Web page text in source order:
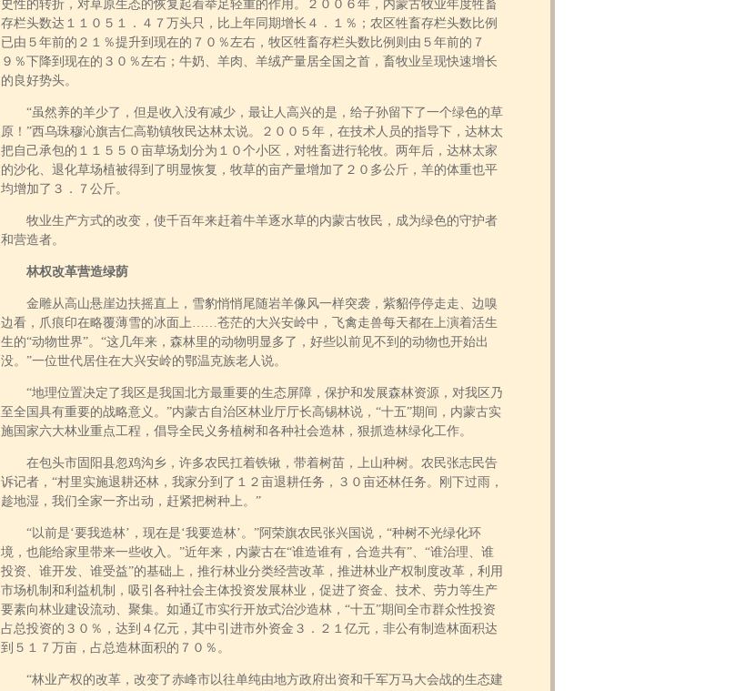
史性的转折，对草原生态的恢复起着举足轻重的作用。２００６年，内蒙古牧业年度牲畜
存栏头数达１１０５１．４７万头只，比上年同期增长４．１％；农区牲畜存栏头数比例
已由５年前的２１％提升到现在的７０％左右，牧区牲畜存栏头数比例则由５年前的７
９％下降到现在的３０％左右；牛奶、羊肉、羊绒产量居全国之首，畜牧业呈现快速增长
的良好势头。
“虽然养的羊少了，但是收入没有减少，最让人高兴的是，给子孙留下了一个绿色的草
原！”西乌珠穆沁旗吉仁高勒镇牧民达林太说。２００５年，在技术人员的指导下，达林太
把自己承包的１１５５０亩草场划分为１０个小区，对牲畜进行轮牧。两年后，达林太家
的沙化、退化草场植被得到了明显恢复，牧草的亩产量增加了２０多公斤，羊的体重也平
均增加了３．７公斤。
牧业生产方式的改变，使千百年来赶着牛羊逐水草的内蒙古牧民，成为绿色的守护者
和营造者。
林权改革营造绿荫
金雕从高山悬崖边扶摇直上，雪豹悄悄尾随岩羊像风一样突袭，紫貂停停走走、边嗅
边看，爪痕印在略覆薄雪的冰面上……苍茫的大兴安岭中，飞禽走兽每天都在上演着活生
生的“动物世界”。“这几年来，森林里的动物明显多了，好些以前见不到的动物也开始出
没。”一位世代居住在大兴安岭的鄂温克族老人说。
“地理位置决定了我区是我国北方最重要的生态屏障，保护和发展森林资源，对我区乃
至全国具有重要的战略意义。”内蒙古自治区林业厅厅长高锡林说，“十五”期间，内蒙古实
施国家六大林业重点工程，倡导全民义务植树和各种社会造林，狠抓造林绿化工作。
在包头市固阳县忽鸡沟乡，许多农民扛着铁锹，带着树苗，上山种树。农民张志民告
诉记者，“村里实施退耕还林，我家分到了１２亩退耕任务，３０亩还林任务。刚下过雨，
趁地湿，我们全家一齐出动，赶紧把树种上。”
“以前是‘要我造林’，现在是‘我要造林’。”阿荣旗农民张兴国说，“种树不光绿化环
境，也能给家里带来一些收入。”近年来，内蒙古在“谁造谁有，合造共有”、“谁治理、谁
投资、谁开发、谁受益”的基础上，推行林业分类经营改革，推进林业产权制度改革，利用
市场机制和利益机制，吸引各种社会主体投资发展林业，促进了资金、技术、劳力等生产
要素向林业建设流动、聚集。如通辽市实行开放式治沙造林，“十五”期间全市群众性投资
占总投资的３０％，达到４亿元，其中引进市外资金３．２１亿元，非公有制造林面积达
到５１７万亩，占总造林面积的７０％。
“林业产权的改革，改变了赤峰市以往单纯由地方政府出资和千军万马大会战的生态建